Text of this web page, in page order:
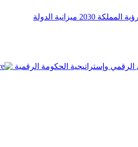
رؤية المملكة 2030 ميزانية الدولة
الرقمي وإستراتيجية الحكومة الرقمية